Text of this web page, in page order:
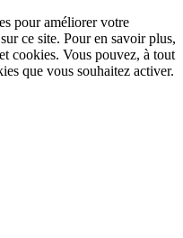
pour améliorer votre
ce site. Pour en savoir plus,
cookies. Vous pouvez, à tout
que vous souhaitez activer.